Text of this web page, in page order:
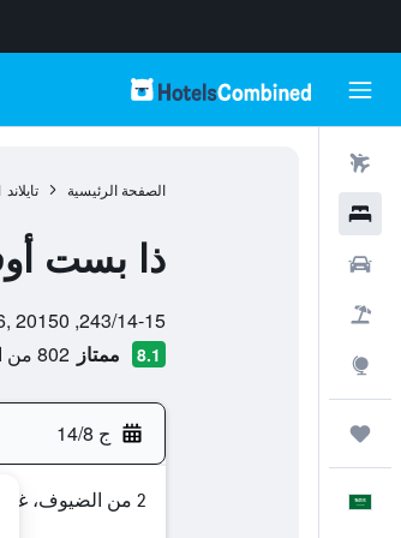
الصفحة الرئيسية تايلاند
ذا بست
243/14-15, View Talay 6, 20150, باتايا, محافظة تشونبوري, تايلاند
8.1 ممتاز 802 من التقييمات تم التحقق منها
ج 14/8
2 من الضيوف، غرفة واحدة